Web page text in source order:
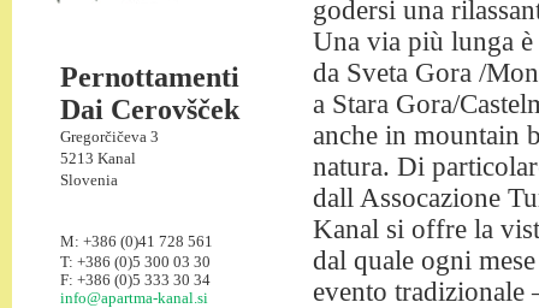
godersi una
Una via più lunga
da Sveta Gora /
a Stara Gora/
anche in mountain
natura. Di
dall Assocazione
Kanal si offre la
dal quale ogni
evento tradizionale
Pernottamenti
Dai Cerovšček
Gregorčičeva 3
5213 Kanal
Slovenia
M: +386 (0)41 728 561
T: +386 (0)5 300 03 30
F: +386 (0)5 333 30 34
info@apartma-kanal.si